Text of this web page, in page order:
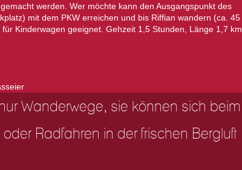
werden. Wer möchte kann den Ausgangspunkt des
mit dem PKW erreichen und bis Riffian wandern (ca. 45
Kinderwagen geeignet. Gehzeit 1,5 Stunden, Länge 1,7 km,
Wanderwege, sie können sich beim
oder Radfahren in der frischen Bergluft